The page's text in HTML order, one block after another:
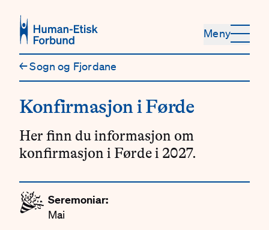
Meny
←Sogn og Fjordane
Konfirmasjon i Førde
Her finn du informasjon om
konfirmasjon i Førde i 2027.
🎉 Seremoniar:
Mai